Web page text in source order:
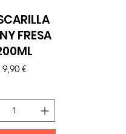
rápida
FRESA
Precio
9,90 €